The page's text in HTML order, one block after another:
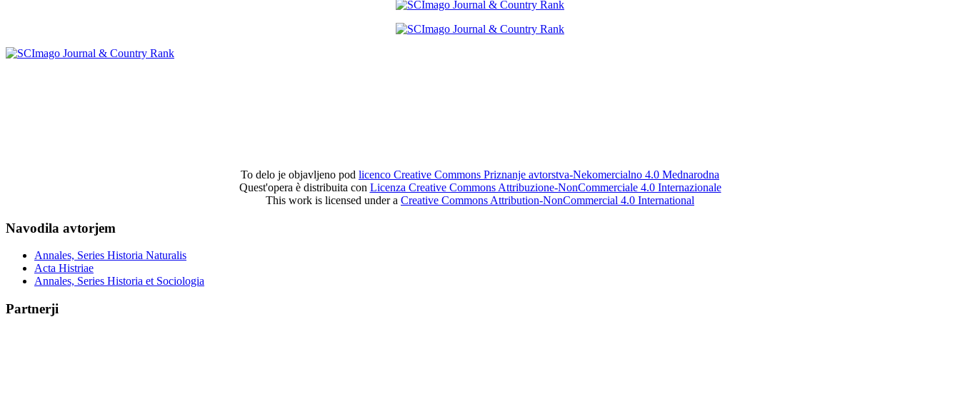
To delo je objavljeno pod licenco Creative Commons Priznanje avtorstva-Nekomercialno 4.0 Mednarodna
Quest'opera è distribuita con Licenza Creative Commons Attribuzione-NonCommerciale 4.0 Internazionale
This work is licensed under a Creative Commons Attribution-NonCommercial 4.0 International
Navodila avtorjem
Annales, Series Historia Naturalis
Acta Histriae
Annales, Series Historia et Sociologia
Partnerji